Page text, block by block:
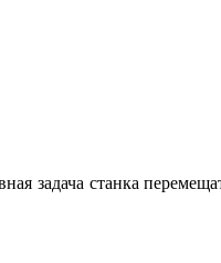
задача станка